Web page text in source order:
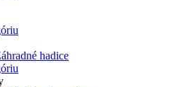
hadice